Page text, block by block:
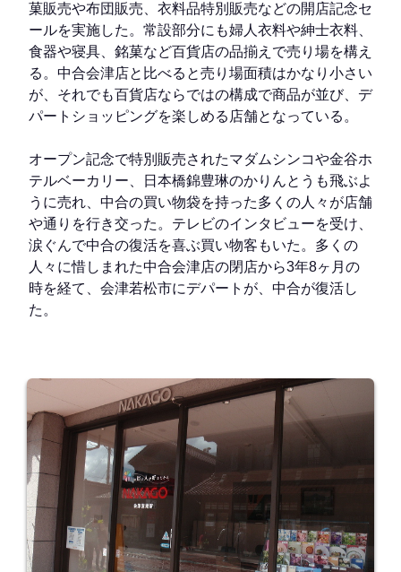
菓販売や布団販売、衣料品特別販売などの開店記念セ
ールを実施した。常設部分にも婦人衣料や紳士衣料、
食器や寝具、銘菓など百貨店の品揃えで売り場を構え
る。中合会津店と比べると売り場面積はかなり小さい
が、それでも百貨店ならではの構成で商品が並び、デ
パートショッピングを楽しめる店舗となっている。
オープン記念で特別販売されたマダムシンコや金谷ホ
テルベーカリー、日本橋錦豊琳のかりんとうも飛ぶよ
うに売れ、中合の買い物袋を持った多くの人々が店舗
や通りを行き交った。テレビのインタビューを受け、
涙ぐんで中合の復活を喜ぶ買い物客もいた。多くの
人々に惜しまれた中合会津店の閉店から3年8ヶ月の
時を経て、会津若松市にデパートが、中合が復活し
た。